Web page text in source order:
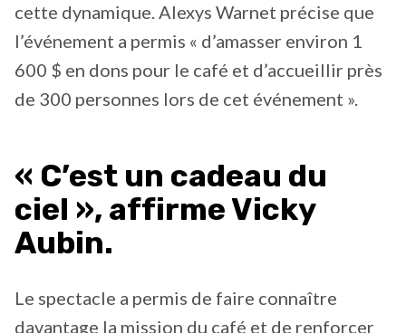
cette dynamique. Alexys Warnet précise que
l’événement a permis « d’amasser environ 1
600 $ en dons pour le café et d’accueillir près
de 300 personnes lors de cet événement ».
« C’est un cadeau du
ciel », affirme Vicky
Aubin.
Le spectacle a permis de faire connaître
davantage la mission du café et de renforcer